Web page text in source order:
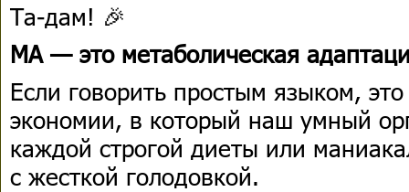
Та-дам! 🎉
МА — это метаболическая
Если говорить простым языком,
экономии, в который наш умный
каждой строгой диеты или
с жесткой голодовкой.